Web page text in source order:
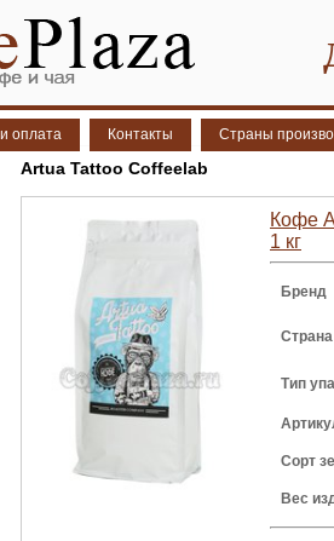
оплата Контакты Страны
Artua Tattoo Coffeelab
Кофе
1 кг
Бренд
Тип
Сорт
Вес